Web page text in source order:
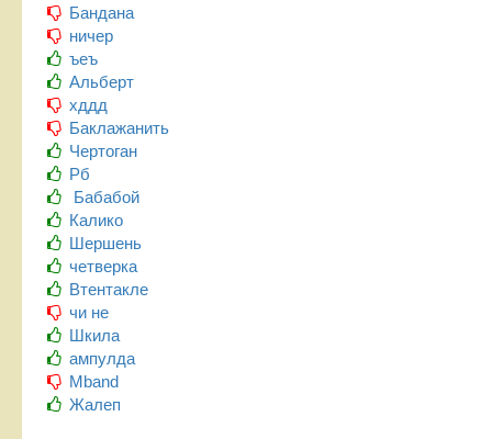
Бандана
ничер
ъеъ
Альберт
хддд
Баклажанить
Чертоган
Рб
Бабабой
Калико
Шершень
четверка
Втентакле
чи не
Шкила
ампулда
Mband
Жалеп